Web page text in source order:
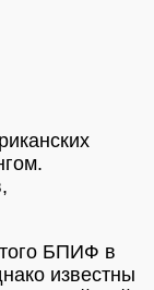
БПИФ в
известны